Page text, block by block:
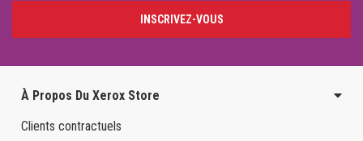
INSCRIVEZ-VOUS
À Propos Du Xerox Store
Clients contractuels